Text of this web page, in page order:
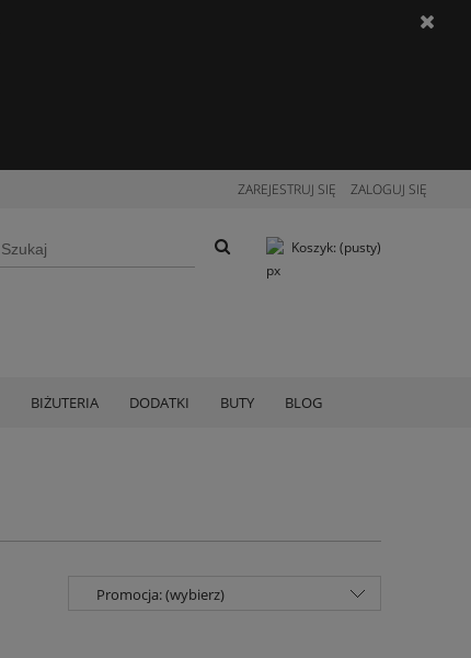
ZAREJESTRUJ SIĘ ZALOGUJ SIĘ
Koszyk: (pusty)
BIŻUTERIA DODATKI BUTY BLOG
Promocja: (wybierz)